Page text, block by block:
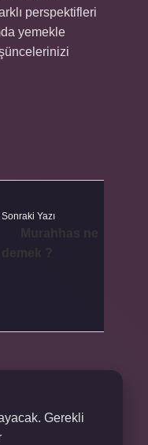
perspektifleri
yemekle
Sonraki Yazı
Gerekli